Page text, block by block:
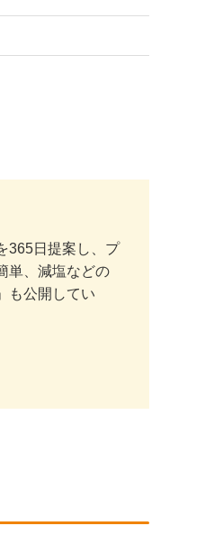
365日提案し、プ
単、減塩などの
も公開してい